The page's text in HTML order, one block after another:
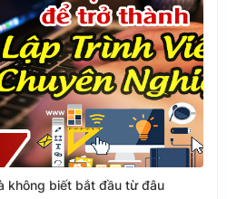
không biết bắt đầu từ đâu